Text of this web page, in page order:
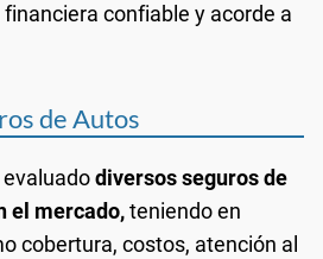
confiable y acorde a
de Autos
evaluadodiversos seguros de
el mercado,teniendo en
cobertura, costos, atención al